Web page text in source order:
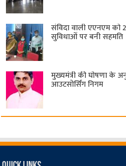
संविदा वाली एएनएम
सुविधाओं पर बनी सहमति
मुख्यमंत्री की घोषणा के
आउटसोर्सिंग निगम